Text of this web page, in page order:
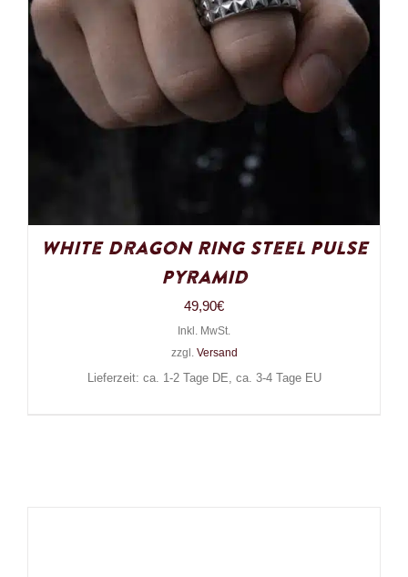
White Dragon Ring Steel Pulse
Pyramid
49,90€
Inkl. MwSt.
zzgl. Versand
Lieferzeit: ca. 1-2 Tage DE, ca. 3-4 Tage EU